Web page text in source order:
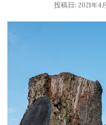
投稿日: 2021年4